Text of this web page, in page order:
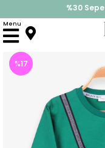
%30
İndirimlere ek
Menu
Anasayfa
%17